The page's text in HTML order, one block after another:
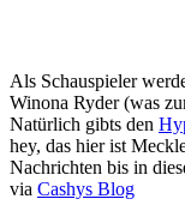
Als Schauspieler
Winona Ryder (was
Natürlich gibts den
hey, das hier ist
Nachrichten bis in
via Cashys Blog